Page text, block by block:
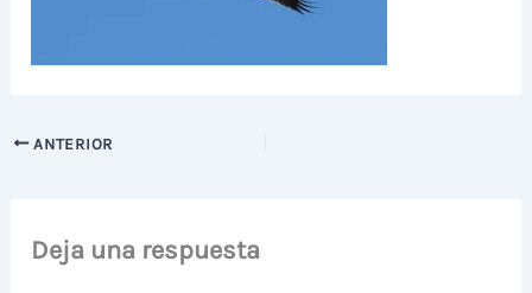
ANTERIOR
Deja una respuesta